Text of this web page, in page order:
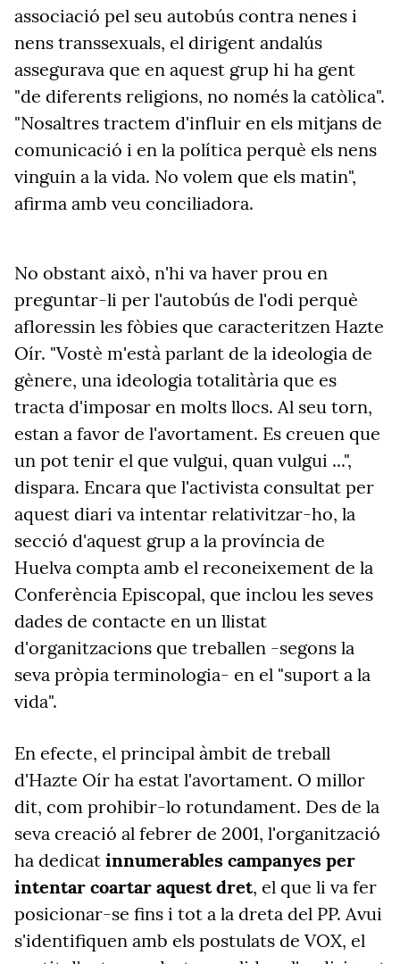
associació pel seu autobús contra nenes i
nens transsexuals, el dirigent andalús
assegurava que en aquest grup hi ha gent
"de diferents religions, no només la catòlica".
"Nosaltres tractem d'influir en els mitjans de
comunicació i en la política perquè els nens
vinguin a la vida. No volem que els matin",
afirma amb veu conciliadora.
No obstant això, n'hi va haver prou en
preguntar-li per l'autobús de l'odi perquè
afloressin les fòbies que caracteritzen Hazte
Oír. "Vostè m'està parlant de la ideologia de
gènere, una ideologia totalitària que es
tracta d'imposar en molts llocs. Al seu torn,
estan a favor de l'avortament. Es creuen que
un pot tenir el que vulgui, quan vulgui ...",
dispara. Encara que l'activista consultat per
aquest diari va intentar relativitzar-ho, la
secció d'aquest grup a la província de
Huelva compta amb el reconeixement de la
Conferència Episcopal, que inclou les seves
dades de contacte en un llistat
d'organitzacions que treballen -segons la
seva pròpia terminologia- en el "suport a la
vida".
En efecte, el principal àmbit de treball
d'Hazte Oír ha estat l'avortament. O millor
dit, com prohibir-lo rotundament. Des de la
seva creació al febrer de 2001, l'organització
ha dedicat innumerables campanyes per
intentar coartar aquest dret, el que li va fer
posicionar-se fins i tot a la dreta del PP. Avui
s'identifiquen amb els postulats de VOX, el